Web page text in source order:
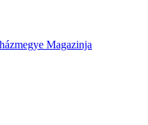
Magazinja